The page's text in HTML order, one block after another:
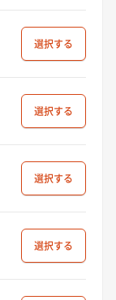
選択
選択
選択
選択